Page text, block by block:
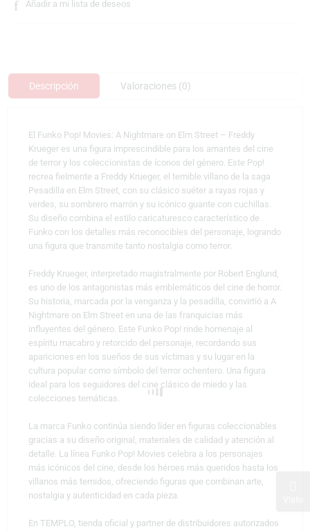
Añadir a mi lista de deseos
Descripción Valoraciones (0)
El Funko Pop! Movies: A Nightmare on Elm Street – Freddy
Krueger es una figura imprescindible para los amantes del cine
de terror y los coleccionistas de íconos del género. Este Pop!
recrea fielmente a Freddy Krueger, el temible villano de la saga
Pesadilla en Elm Street, con su clásico suéter a rayas rojas y
verdes, su sombrero marrón y su icónico guante con cuchillas.
Su diseño combina el estilo caricaturesco característico de
Funko con los detalles más reconocibles del personaje, logrando
una figura que transmite tanto nostalgia como terror.
Freddy Krueger, interpretado magistralmente por Robert Englund,
es uno de los antagonistas más emblemáticos del cine de horror.
Su historia, marcada por la venganza y la pesadilla, convirtió a A
Nightmare on Elm Street en una de las franquicias más
influyentes del género. Este Funko Pop! rinde homenaje al
espíritu macabro y retorcido del personaje, recordando sus
apariciones en los sueños de sus víctimas y su lugar en la
cultura popular como símbolo del terror ochentero. Una figura
ideal para los seguidores del cine clásico de miedo y las
colecciones temáticas.
La marca Funko continúa siendo líder en figuras coleccionables
gracias a su diseño original, materiales de calidad y atención al
detalle. La línea Funko Pop! Movies celebra a los personajes
más icónicos del cine, desde los héroes más queridos hasta los
villanos más temidos, ofreciendo figuras que combinan arte,
nostalgia y autenticidad en cada pieza.
En TEMPLO, tienda oficial y partner de distribuidores autorizados